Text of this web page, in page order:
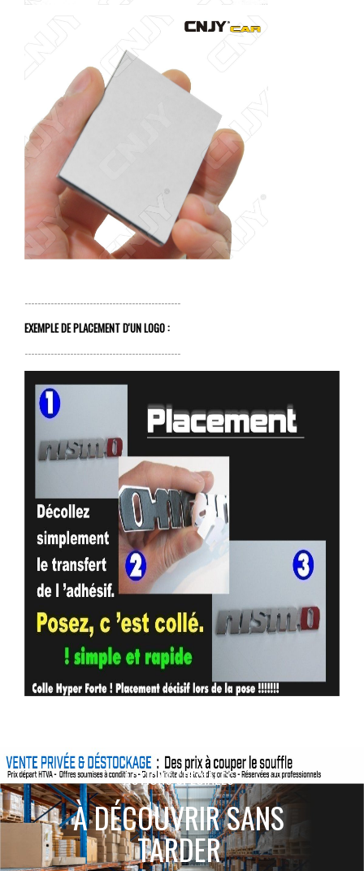
------------------------------------------------
EXEMPLE DE PLACEMENT D'UN LOGO :
------------------------------------------------
ACTIONS SPÉCIALES
À DÉCOUVRIR SANS
TARDER